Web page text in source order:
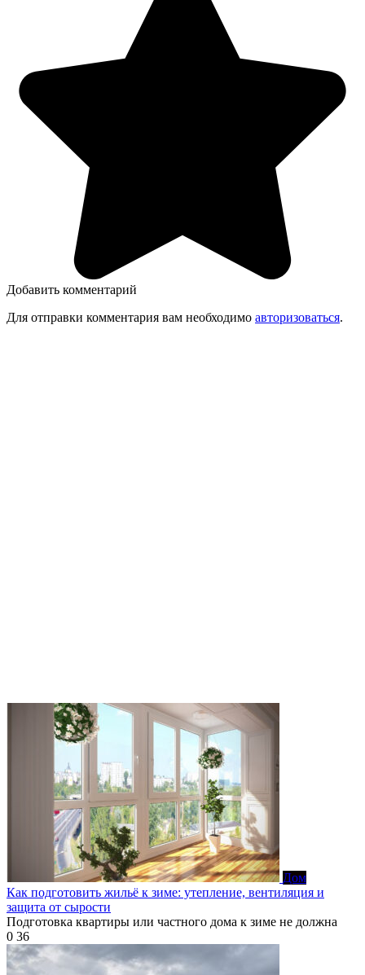
Добавить комментарий
Для отправки комментария вам необходимо авторизоваться.
Дом
Как подготовить жильё к зиме: утепление, вентиляция и
защита от сырости
Подготовка квартиры или частного дома к зиме не должна
0 36